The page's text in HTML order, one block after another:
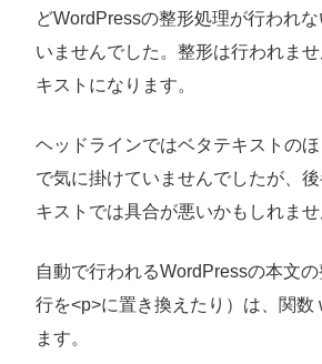
どWordPressの整形処理が行われ
いませんでした。整形は行われま
キストになります。
ヘッドラインではベタテキストの
で気に掛けていませんでしたが、
キストでは具合が悪いかもしれませ
自動で行われるWordPressの本文
行を<p>に置き換えたり）は、関数
ます。